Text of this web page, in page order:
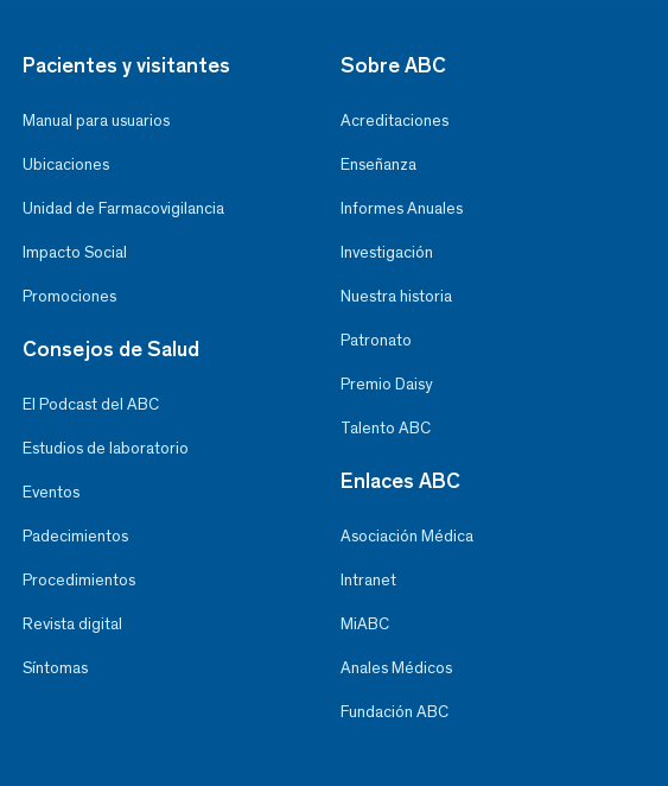
Pacientes y visitantes
Manual para usuarios
Ubicaciones
Unidad de Farmacovigilancia
Impacto Social
Promociones
Consejos de Salud
El Podcast del ABC
Estudios de laboratorio
Eventos
Padecimientos
Procedimientos
Revista digital
Síntomas
Sobre ABC
Acreditaciones
Enseñanza
Informes Anuales
Investigación
Nuestra historia
Patronato
Premio Daisy
Talento ABC
Enlaces ABC
Asociación Médica
Intranet
MiABC
Anales Médicos
Fundación ABC